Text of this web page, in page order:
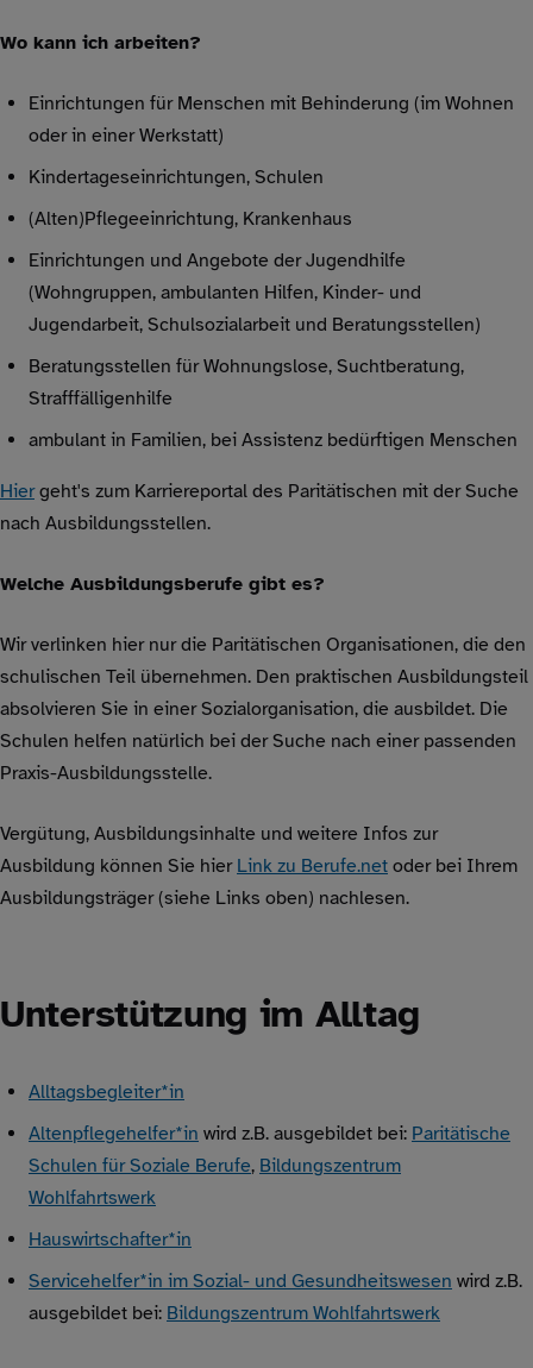
Wo kann ich arbeiten?
Einrichtungen für Menschen mit Behinderung (im Wohnen
oder in einer Werkstatt)
Kindertageseinrichtungen, Schulen
(Alten)Pflegeeinrichtung, Krankenhaus
Einrichtungen und Angebote der Jugendhilfe
(Wohngruppen, ambulanten Hilfen, Kinder- und
Jugendarbeit, Schulsozialarbeit und Beratungsstellen)
Beratungsstellen für Wohnungslose, Suchtberatung,
Strafffälligenhilfe
ambulant in Familien, bei Assistenz bedürftigen Menschen
Hiergeht's zum Karriereportal des Paritätischen mit der Suche
nach Ausbildungsstellen.
Welche Ausbildungsberufe gibt es?
Wir verlinken hier nur die Paritätischen Organisationen, die den
schulischen Teil übernehmen. Den praktischen Ausbildungsteil
absolvieren Sie in einer Sozialorganisation, die ausbildet. Die
Schulen helfen natürlich bei der Suche nach einer passenden
Praxis-Ausbildungsstelle.
Vergütung, Ausbildungsinhalte und weitere Infos zur
Ausbildung können Sie hier Link zu Berufe.net oder bei Ihrem
Ausbildungsträger (siehe Links oben) nachlesen.
Unterstützung im Alltag
Alltagsbegleiter*in
Altenpflegehelfer*in wird z.B. ausgebildet bei: Paritätische
Schulen für Soziale Berufe, Bildungszentrum
Wohlfahrtswerk
Hauswirtschafter*in
Servicehelfer*in im Sozial- und Gesundheitswesen wird z.B.
ausgebildet bei: Bildungszentrum Wohlfahrtswerk